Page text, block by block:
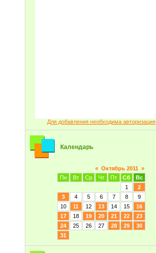
Для добавления необходима авторизация
Календарь
« Октябрь 2011 »
Пн
Вт Ср Чт Пт Сб
Вс
1
2
3
4 5 6 7 8
9
10
11 12 13 14 15
16
17
18 19 20 21 22
23
24
25 26 27 28 29
30
31